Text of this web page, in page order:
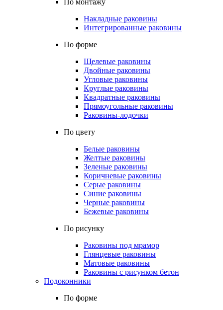
По монтажу
Накладные раковины
Интегрированные раковины
По форме
Щелевые раковины
Двойные раковины
Угловые раковины
Круглые раковины
Квадратные раковины
Прямоугольные раковины
Раковины-лодочки
По цвету
Белые раковины
Желтые раковины
Зеленые раковины
Коричневые раковины
Серые раковины
Синие раковины
Черные раковины
Бежевые раковины
По рисунку
Раковины под мрамор
Глянцевые раковины
Матовые раковины
Раковины с рисунком бетон
Подоконники
По форме